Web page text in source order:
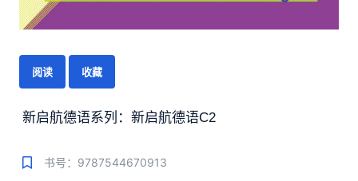
阅读 收藏
新启航德语系列：新启航德语C2
书号：9787544670913